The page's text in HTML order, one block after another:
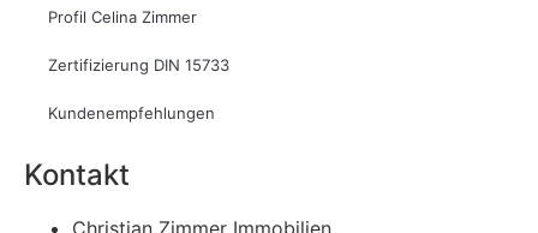
Profil Celina Zimmer
Zertifizierung DIN 15733
Kundenempfehlungen
Kontakt
Christian Zimmer Immobilien